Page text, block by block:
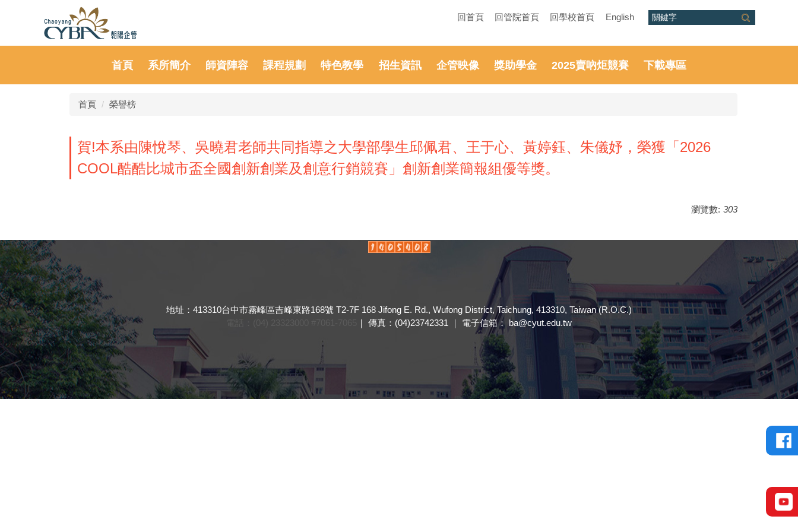
回首頁 回管院首頁 回學校首頁 English
首頁 系所簡介 師資陣容 課程規劃 特色教學 招生資訊 企管映像 獎助學金 2025賣吶炬競賽 下載專區
首頁 榮譽榜
賀!本系由陳悅琴、吳曉君老師共同指導之大學部學生邱佩君、王于心、黃婷鈺、朱儀妤，榮獲「2026
COOL酷酷比城市盃全國創新創業及創意行銷競賽」創新創業簡報組優等獎。
瀏覽數: 303
地址：413310台中市霧峰區吉峰東路168號 T2-7F 168 Jifong E. Rd., Wufong District, Taichung, 413310, Taiwan (R.O.C.)
｜ 傳真：(04)23742331 ｜ 電子信箱： ba@cyut.edu.tw